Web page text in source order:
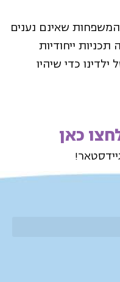
שאינם נענים
ייחודיות
כדי שיהיו
כאן